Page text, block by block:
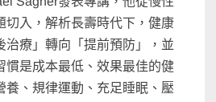
切入，解析長壽時代下，健康
治療」轉向「提前預防」，並
慣是成本最低、效果最佳的健
養、規律運動、充足睡眠、壓